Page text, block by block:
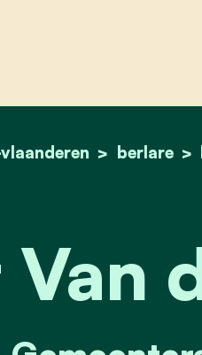
berlare